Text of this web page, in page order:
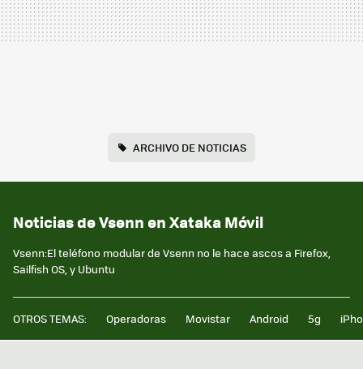
ARCHIVO DE NOTICIAS
Noticias de Vsenn en Xataka Móvil
Vsenn:El teléfono modular de Vsenn no le hace ascos a Firefox,
Sailfish OS, y Ubuntu
OTROS TEMAS: Operadoras Movistar Android 5g